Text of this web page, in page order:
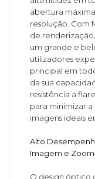
abertura
resolução. Com
de
um grande e
utilizadores
principal em
da sua
resistência a
para minimizar
imagens ideais
Alto
Imagem e Zoom
O design óptico